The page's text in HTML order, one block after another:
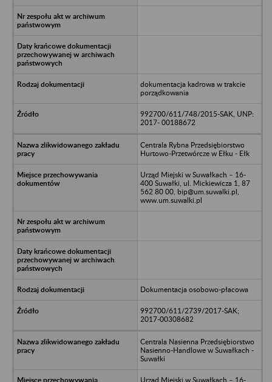
dokumentacja kadrowa w trakcie
porządkowania
992700/611/748/2015-SAK, UNP:
2017- 00188672
Centrala Rybna Przedsiębiorstwo
Hurtowo-Przetwórcze w Ełku - Ełk
Urząd Miejski w Suwałkach – 16-
400 Suwałki, ul. Mickiewicza 1, 87
562 80 00, bip@um.suwalki.pl,
www.um.suwalki.pl
Dokumentacja osobowo-płacowa
992700/611/2739/2017-SAK;
2017-00308682
Centrala Nasienna Przedsiębiorstwo
Nasienno-Handlowe w Suwałkach -
Suwałki
Urząd Miejski w Suwałkach – 16-